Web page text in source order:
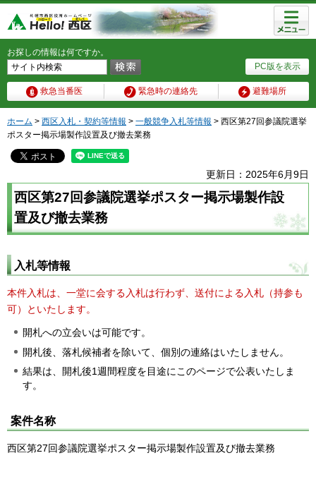
PC版を表示
お探しの情報は何ですか。
救急当番医 緊急時の連絡先 避難場所
メニュ
ー
ホーム > 西区入札・契約等情報 > 一般競争入札等情報 > 西区第27回参議院選挙
ポスター掲示場製作設置及び撤去業務
更新日：2025年6月9日
西区第27回参議院選挙ポスター掲示場製作設
置及び撤去業務
入札等情報
本件入札は、一堂に会する入札は行わず、送付による入札（持参も
可）といたします。
開札への立会いは可能です。
開札後、落札候補者を除いて、個別の連絡はいたしません。
結果は、開札後1週間程度を目途にこのページで公表いたしま
す。
案件名称
西区第27回参議院選挙ポスター掲示場製作設置及び撤去業務